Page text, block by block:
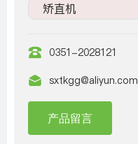
矫直机
0351-2028121
sxtkgg@aliyun.com
产品留言